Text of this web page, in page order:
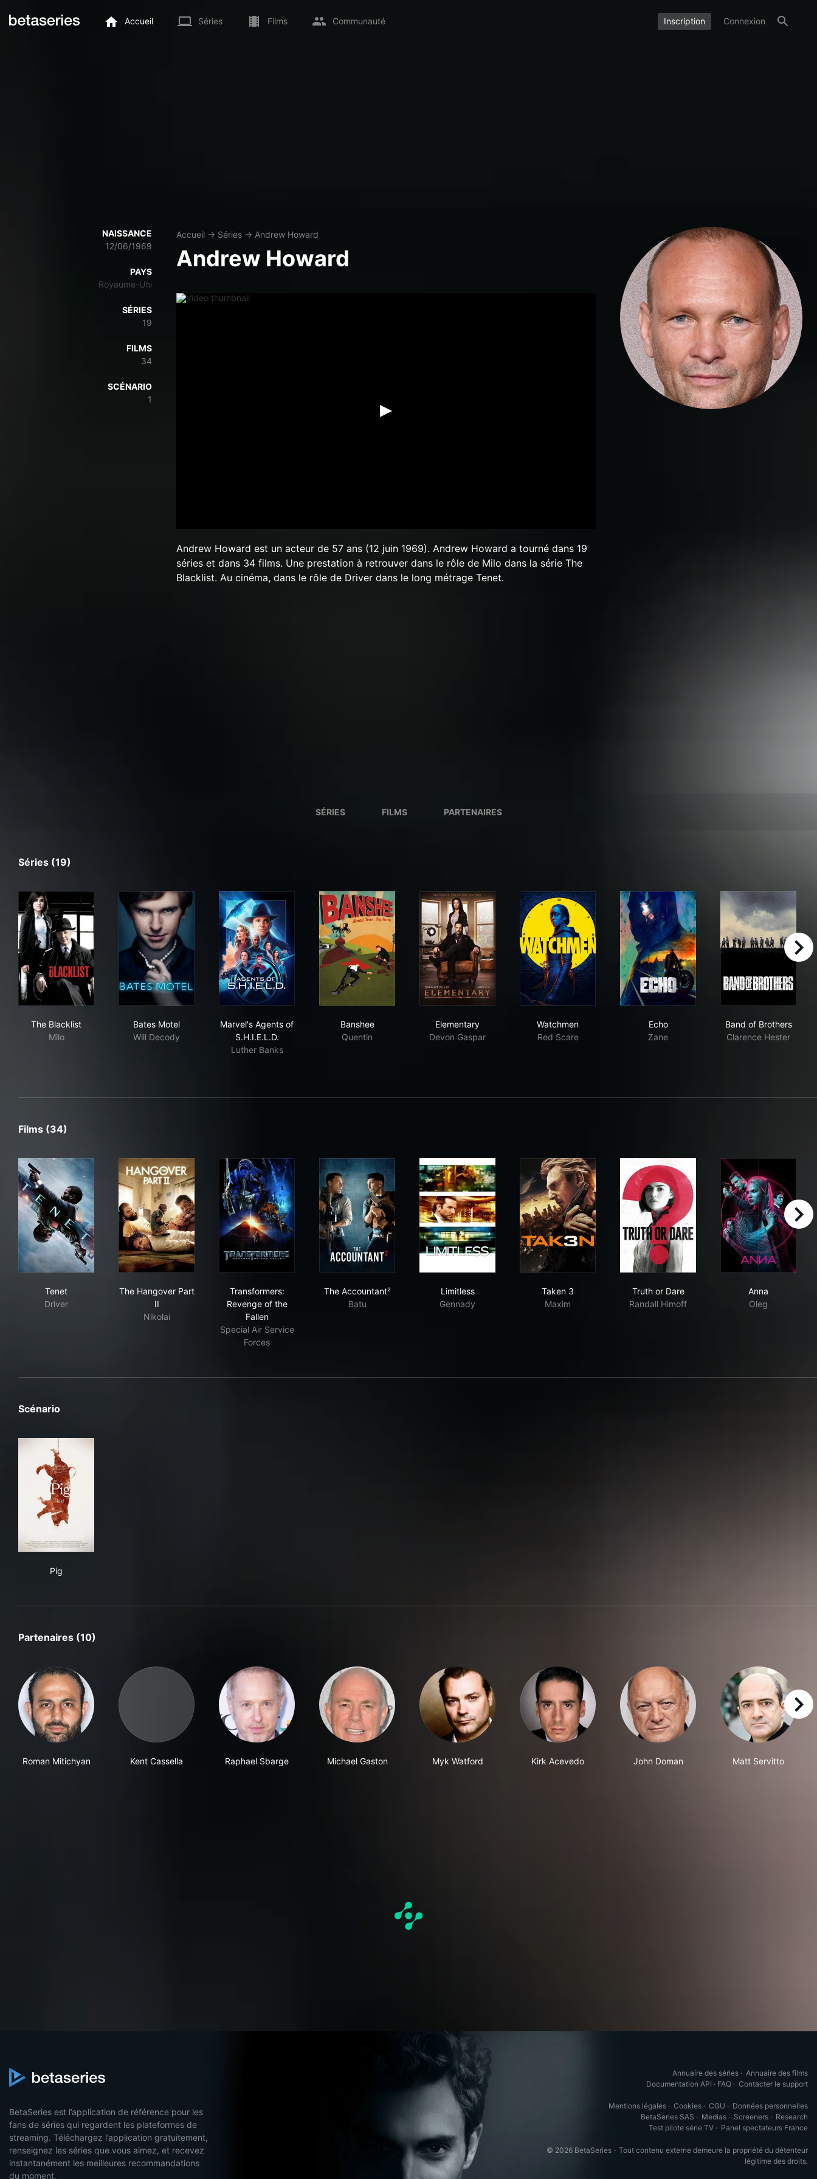
Accueil Séries Films Communauté Inscription Connexion
NAISSANCE
12/06/1969
PAYS
Royaume-Uni
SÉRIES
19
FILMS
34
SCÉNARIO
1
Accueil → Séries → Andrew Howard
Andrew Howard
Andrew Howard est un acteur de 57 ans (12 juin 1969). Andrew Howard a tourné dans 19
séries et dans 34 films. Une prestation à retrouver dans le rôle de Milo dans la série The
Blacklist. Au cinéma, dans le rôle de Driver dans le long métrage Tenet.
SÉRIES FILMS PARTENAIRES
Séries (19)
The Blacklist
Milo
Bates Motel
Will Decody
Marvel's Agents of
S.H.I.E.L.D.
Luther Banks
Banshee
Quentin
Elementary
Devon Gaspar
Watchmen
Red Scare
Echo
Zane
Band of Brothers
Clarence Hester
right
Films (34)
Tenet
Driver
The Hangover Part
II
Nikolai
Transformers:
Revenge of the
Fallen
Special Air Service
Forces
The Accountant²
Batu
Limitless
Gennady
Taken 3
Maxim
Truth or Dare
Randall Himoff
Anna
Oleg
right
Scénario
Pig
Partenaires (10)
Roman Mitichyan Kent Cassella Raphael Sbarge Michael Gaston Myk Watford Kirk Acevedo John Doman Matt Servitto
right
BetaSeries est l’application de référence pour les
fans de séries qui regardent les plateformes de
streaming. Téléchargez l’application gratuitement,
renseignez les séries que vous aimez, et recevez
instantanément les meilleures recommandations
du moment.
Annuaire des séries · Annuaire des films
Documentation API · FAQ · Contacter le support
Mentions légales · Cookies · CGU · Données personnelles
BetaSeries SAS · Medias · Screeners · Research
Test pilote série TV · Panel spectateurs France
© 2026 BetaSeries - Tout contenu externe demeure la propriété du détenteur
légitime des droits.